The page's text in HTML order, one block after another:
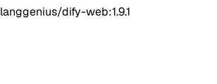
langgenius/dify-web:1.9.1